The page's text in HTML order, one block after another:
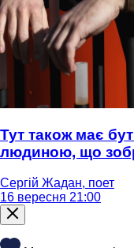
Тут також має
людиною, що
Сергій Жадан, поет
16 вересня 21:00